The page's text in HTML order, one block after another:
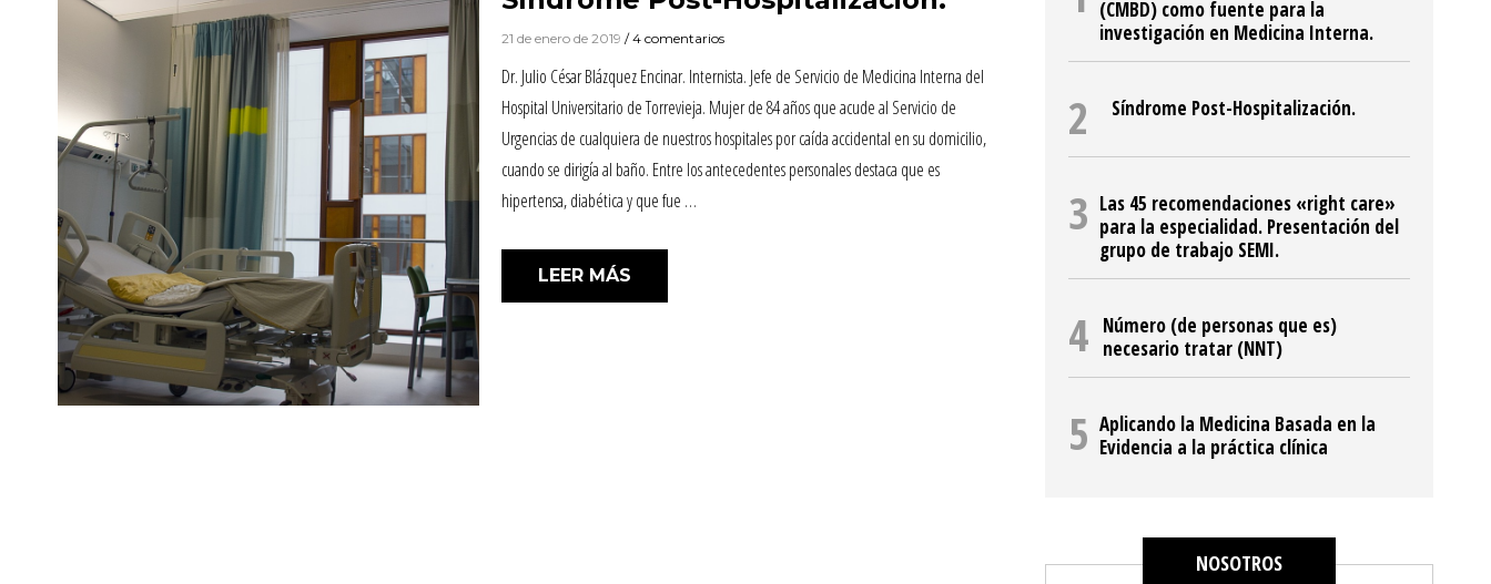
21 de enero de 2019 / 4 comentarios
Dr. Julio César Blázquez Encinar. Internista. Jefe de Servicio de Medicina Interna del
Hospital Universitario de Torrevieja. Mujer de 84 años que acude al Servicio de
Urgencias de cualquiera de nuestros hospitales por caída accidental en su domicilio,
cuando se dirigía al baño. Entre los antecedentes personales destaca que es
hipertensa, diabética y que fue …
LEER MÁS
(CMBD) como fuente para la
investigación en Medicina Interna.
Síndrome Post-Hospitalización.
Las 45 recomendaciones «right care»
para la especialidad. Presentación del
grupo de trabajo SEMI.
Número (de personas que es)
necesario tratar (NNT)
Aplicando la Medicina Basada en la
Evidencia a la práctica clínica
NOSOTROS